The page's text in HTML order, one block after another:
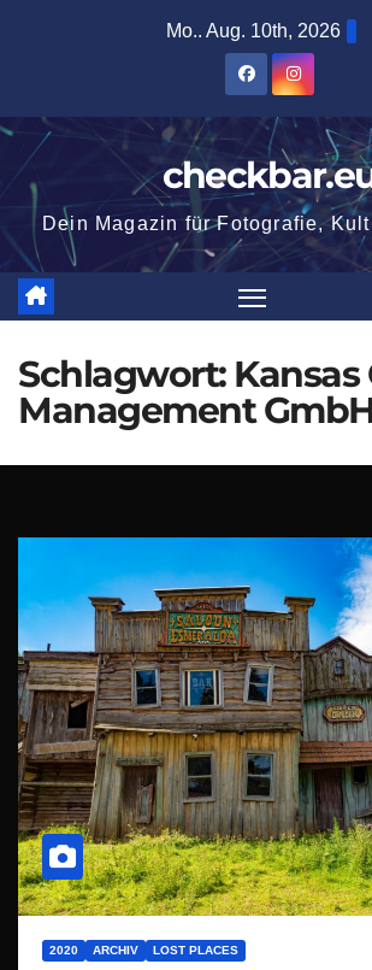
Mo.. Aug. 10th, 2026
Dein Magazin für Fotografie,
Schlagwort: Kansas
Management
2020 ARCHIV LOST PLACES